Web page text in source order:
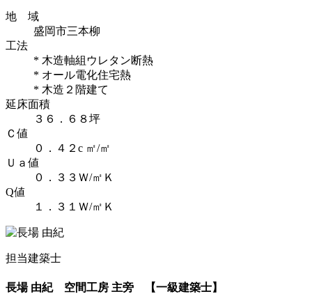
地 域
盛岡市三本柳
工法
* 木造軸組ウレタン断熱
* オール電化住宅熱
* 木造２階建て
延床面積
３６．６８坪
Ｃ値
０．４２c ㎡/㎡
Ｕａ値
０．３３Ｗ/㎡Ｋ
Q値
１．３１Ｗ/㎡Ｋ
担当建築士
長場 由紀 空間工房 主旁 【一級建築士】